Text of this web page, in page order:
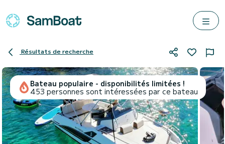
Résultats de recherche
Bateau populaire - disponibilités limitées !
453 personnes sont intéressées par ce bateau